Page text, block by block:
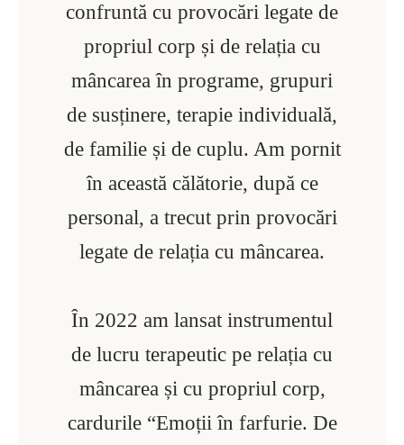
confruntă cu provocări legate de
propriul corp și de relația cu
mâncarea în programe, grupuri
de susținere, terapie individuală,
de familie și de cuplu. Am pornit
în această călătorie, după ce
personal, a trecut prin provocări
legate de relația cu mâncarea.
În 2022 am lansat instrumentul
de lucru terapeutic pe relația cu
mâncarea și cu propriul corp,
cardurile “Emoții în farfurie. De